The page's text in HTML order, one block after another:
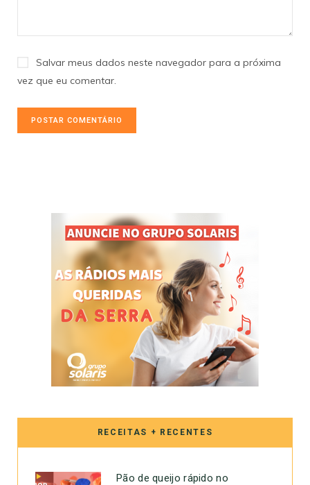
Salvar meus dados neste navegador para a próxima
vez que eu comentar.
RECEITAS + RECENTES
Pão de queijo rápido no